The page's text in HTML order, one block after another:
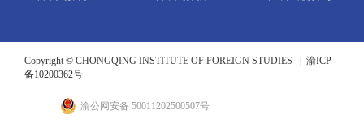
Copyright © CHONGQING INSTITUTE OF FOREIGN STUDIES | 渝ICP
备10200362号
渝公网安备 50011202500507号